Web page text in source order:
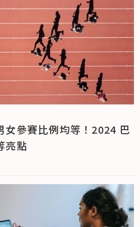
女參賽比例均等！2024 巴
亮點